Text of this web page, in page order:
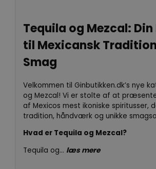
Tequila og Mezcal:
til Mexicansk
Smag
Velkommen til Ginbutikken.dk’s nye
og Mezcal! Vi er stolte af at
af Mexicos mest ikoniske spiritusser,
tradition, håndværk og unikke
Hvad er Tequila og Mezcal?
Tequila og... læs mere